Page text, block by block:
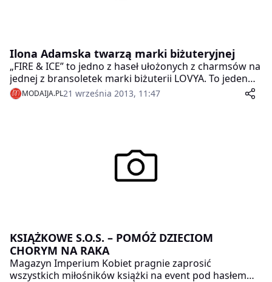
Ilona Adamska twarzą marki biżuteryjnej
„FIRE & ICE” to jedno z haseł ułożonych z charmsów na
jednej z bransoletek marki biżuterii LOVYA. To jeden
najlepiej sprzedających się modeli.To połączenie słów,
wyraża też osobowość kobiety, której wizerunek jest
wyjątkowej osobowości, spełnionej zawodowo,
ambitnej, odnoszącej sukcesy. Za taką uznaliśmy Ilonę
Adamską – naszym zadaniem współczesną kobietę
MODAIJA.PL21 września 2013, 11:47
KSIĄŻKOWE S.O.S. – POMÓŻ DZIECIOM
CHORYM NA RAKA
Magazyn Imperium Kobiet pragnie zaprosić
wszystkich miłośników książki na event pod hasłem